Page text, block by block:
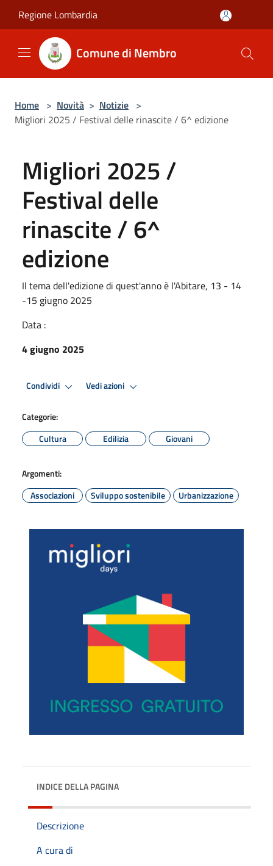
Regione Lombardia
Comune di Nembro
Home > Novità > Notizie >
Migliori 2025 / Festival delle rinascite / 6^ edizione
Migliori 2025 /
Festival delle
rinascite / 6^
edizione
Il tema dell'edizione di quest'anno è l'Abitare, 13 - 14
-15 giugno 2025
Data :
4 giugno 2025
Condividi Vedi azioni
Categorie:
Cultura
Edilizia Giovani
Argomenti:
Associazioni
Sviluppo sostenibile Urbanizzazione
INDICE DELLA PAGINA
Descrizione
A cura di